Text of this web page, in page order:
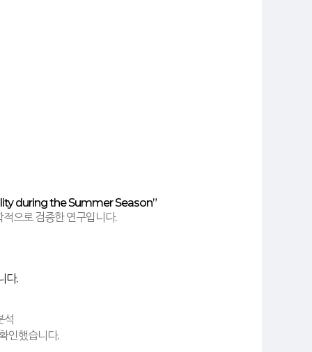
during the Summer Season”
적으로 검증한 연구입니다.
다.
석
인했습니다.